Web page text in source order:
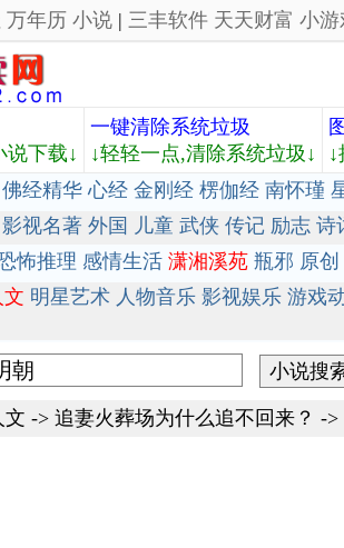
万年历 小说 | 三丰软件 天天财富 小游
说下载↓
一键清除系统垃圾
↓轻轻一点,清除系统垃圾↓
佛经精华 心经 金刚经 楞伽经 南怀瑾
影视名著 外国 儿童 武侠 传记 励志 诗
怖推理 感情生活 潇湘溪苑 瓶邪 原创
文 明星艺术 人物音乐 影视娱乐 游戏
文 -> 追妻火葬场为什么追不回来？ ->